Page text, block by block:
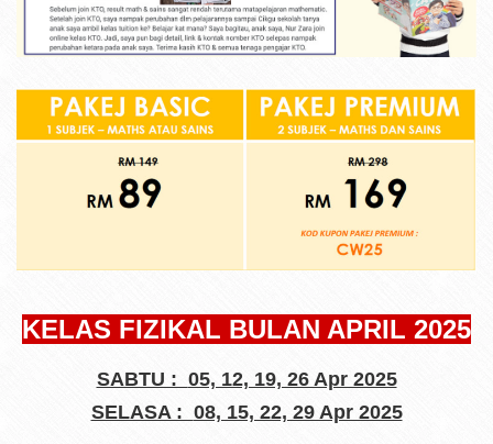
KELAS FIZIKAL BULAN APRIL 2025
SABTU : 05, 12, 19, 26 Apr 2025
SELASA : 08, 15, 22, 29 Apr 2025